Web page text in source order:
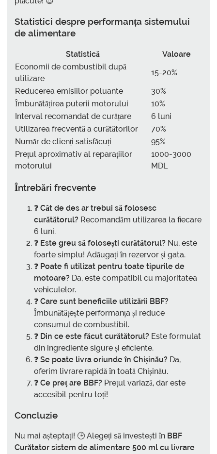
Statistici despre performanța sistemului
de alimentare
Statistică
Valoare
Economii de combustibil după
utilizare
15-20%
Reducerea emisiilor poluante
30%
Îmbunătățirea puterii motorului
10%
Interval recomandat de curățare
6 luni
Utilizarea frecventă a curătătorilor
70%
Număr de clienți satisfăcuți
95%
Prețul aproximativ al reparațiilor
motorului
1000-3000
MDL
Întrebări frecvente
❓ Cât de des ar trebui să folosesc
curătătorul? Recomandăm utilizarea la fiecare
6 luni.
❓ Este greu să folosești curătătorul? Nu, este
foarte simplu! Adăugați în rezervor și gata.
❓ Poate fi utilizat pentru toate tipurile de
motoare? Da, este compatibil cu majoritatea
vehiculelor.
❓ Care sunt beneficiile utilizării BBF?
Îmbunătățește performanța și reduce
consumul de combustibil.
❓ Din ce este făcut curătătorul? Este formulat
din ingrediente sigure și eficiente.
❓ Se poate livra oriunde în Chișinău? Da,
oferim livrare rapidă în toată Chișinău.
❓ Ce preț are BBF? Prețul variază, dar este
accesibil pentru toți!
Concluzie
Nu mai așteptați! 🕒 Alegeți să investești în BBF
Curătator sistem de alimentare 500 ml cu livrare